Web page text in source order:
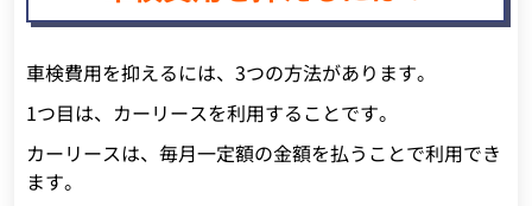
車検費用を抑えるには、3つの方法があります。
1つ目は、カーリースを利用することです。
カーリースは、毎月一定額の金額を払うことで利用でき
ます。